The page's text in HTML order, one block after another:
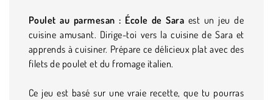
Poulet au parmesan : École de Sara est un jeu de
cuisine amusant. Dirige-toi vers la cuisine de Sara et
apprends à cuisiner. Prépare ce délicieux plat avec des
filets de poulet et du fromage italien.
Ce jeu est basé sur une vraie recette, que tu pourras